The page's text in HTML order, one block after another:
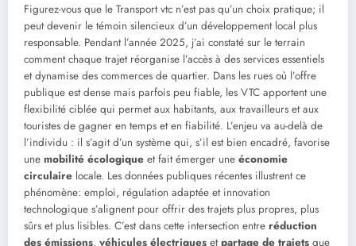
Figurez-vous que le Transport vtc n’est pas qu’un choix pratique; il
peut devenir le témoin silencieux d’un développement local plus
responsable. Pendant l’année 2025, j’ai constaté sur le terrain
comment chaque trajet réorganise l’accès à des services essentiels
et dynamise des commerces de quartier. Dans les rues où l’offre
publique est dense mais parfois peu fiable, les VTC apportent une
flexibilité ciblée qui permet aux habitants, aux travailleurs et aux
touristes de gagner en temps et en fiabilité. L’enjeu va au-delà de
l’individu : il s’agit d’un système qui, s’il est bien encadré, favorise
une mobilité écologique et fait émerger une économie
circulaire locale. Les données publiques récentes illustrent ce
phénomène: emploi, régulation adaptée et innovation
technologique s’alignent pour offrir des trajets plus propres, plus
sûrs et plus lisibles. C’est dans cette intersection entre réduction
des émissions, véhicules électriques etpartage de trajets que